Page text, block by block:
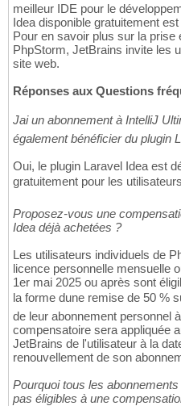
meilleur IDE pour le
Idea disponible gratuitement
Pour en savoir plus sur la prise
PhpStorm, JetBrains invite les
site web.
Réponses aux Questions
Jai un abonnement à IntelliJ
également bénéficier du plugin
Oui, le plugin Laravel Idea est
gratuitement pour les
Proposez-vous une
Idea déjà achetées ?
Les utilisateurs individuels de
licence personnelle mensuelle
1er mai 2025 ou après sont
la forme dune remise de 50 %
de leur abonnement personnel
compensatoire sera appliquée
JetBrains de l'utilisateur à la
renouvellement de son
Pourquoi tous les
pas éligibles à une